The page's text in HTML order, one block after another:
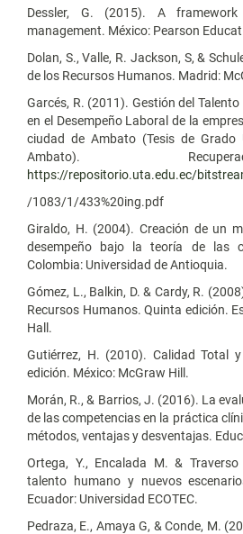
Dessler, G. (2015). A
management. México: Pearson
Dolan, S., Valle, R. Jackson, S, &
de los Recursos Humanos. Madrid:
Garcés, R. (2011). Gestión del
en el Desempeño Laboral de la
ciudad de Ambato (Tesis de Grado
Ambato).
https://repositorio.uta.edu.ec/
/1083/1/433%20ing.pdf
Giraldo, H. (2004). Creación de un
desempeño bajo la teoría de las
Colombia: Universidad de Antioquia.
Gómez, L., Balkin, D. & Cardy, R.
Recursos Humanos. Quinta edición.
Hall.
Gutiérrez, H. (2010). Calidad Total
edición. México: McGraw Hill.
Morán, R., & Barrios, J. (2016). La
de las competencias en la práctica
métodos, ventajas y desventajas.
Ortega, Y., Encalada M. &
talento humano y nuevos
Ecuador: Universidad ECOTEC.
Pedraza, E., Amaya G, & Conde, M.